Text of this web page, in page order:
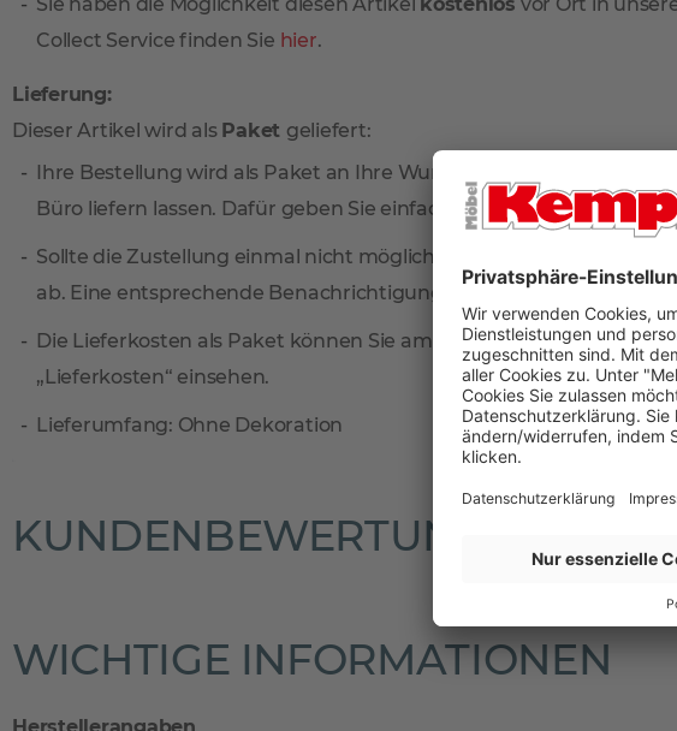
Collect Service finden Sie hier.
Lieferung:
Dieser Artikel wird als Paket geliefert:
Ihre Bestellung wird als Paket an Ihre Wunschadresse geliefert.
Büro liefern lassen. Dafür geben Sie einfach eine separate
Sollte die Zustellung einmal nicht möglich sein, nimmt der
ab. Eine entsprechende Benachrichtigungskarte finden Sie dann
Die Lieferkosten als Paket können Sie am einfachsten im oberen
„Lieferkosten“ einsehen.
Lieferumfang: Ohne Dekoration
KUNDENBEWERTUNGEN
WICHTIGE INFORMATIONEN